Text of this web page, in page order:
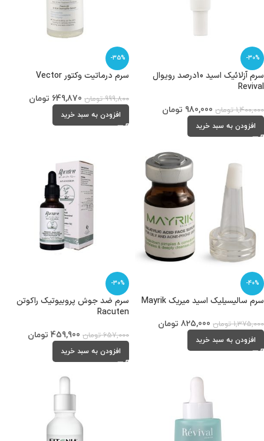
-30%
سرم آزلائیک اسید 10درصد رویوال
Revival
1,400,000 تومان 980,000 تومان
افزودن به سبد خرید
-35%
سرم درماتیت وکتور Vector
999,800 تومان 649,870 تومان
افزودن به سبد خرید
-40%
سرم سالیسیلیک اسید میریک Mayrik
1,375,000 تومان 825,000 تومان
افزودن به سبد خرید
-30%
سرم ضد جوش پروبیوتیک راکوتن
Racuten
657,000 تومان 459,900 تومان
افزودن به سبد خرید